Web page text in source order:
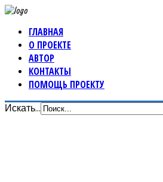
ГЛАВНАЯ
О ПРОЕКТЕ
АВТОР
КОНТАКТЫ
ПОМОЩЬ ПРОЕКТУ
Искать...